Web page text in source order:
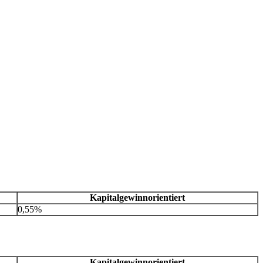
Kapitalgewinnorientiert
0,55%